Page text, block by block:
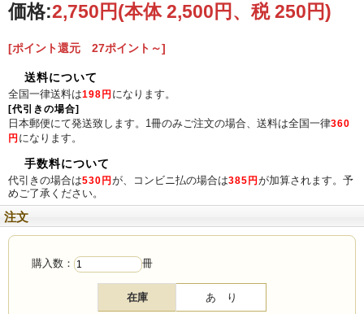
価格:2,750円(本体 2,500円、税 250円)
[ポイント還元 27ポイント～]
送料について
全国一律送料は198円 になります。
[代引きの場合]
日本郵便にて発送致します。1冊のみご注文の場合、送料は全国一律360
円 になります。
手数料について
代引きの場合は530円 が、コンビニ払の場合は385円 が加算されます。予
めご了承ください。
注文
購入数： 冊
在庫 あ り